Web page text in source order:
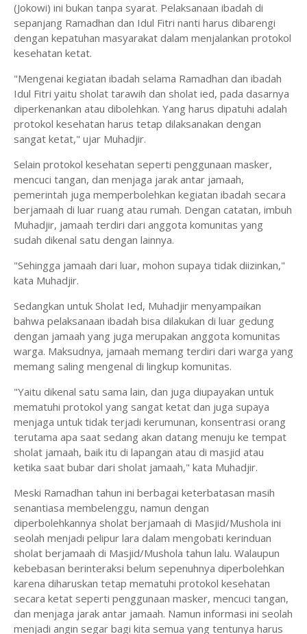
(Jokowi) ini bukan tanpa syarat. Pelaksanaan ibadah di
sepanjang Ramadhan dan Idul Fitri nanti harus dibarengi
dengan kepatuhan masyarakat dalam menjalankan protokol
kesehatan ketat.
"Mengenai kegiatan ibadah selama Ramadhan dan ibadah
Idul Fitri yaitu sholat tarawih dan sholat ied, pada dasarnya
diperkenankan atau dibolehkan. Yang harus dipatuhi adalah
protokol kesehatan harus tetap dilaksanakan dengan
sangat ketat," ujar Muhadjir.
Selain protokol kesehatan seperti penggunaan masker,
mencuci tangan, dan menjaga jarak antar jamaah,
pemerintah juga memperbolehkan kegiatan ibadah secara
berjamaah di luar ruang atau rumah. Dengan catatan, imbuh
Muhadjir, jamaah terdiri dari anggota komunitas yang
sudah dikenal satu dengan lainnya.
"Sehingga jamaah dari luar, mohon supaya tidak diizinkan,"
kata Muhadjir.
Sedangkan untuk Sholat Ied, Muhadjir menyampaikan
bahwa pelaksanaan ibadah bisa dilakukan di luar gedung
dengan jamaah yang juga merupakan anggota komunitas
warga. Maksudnya, jamaah memang terdiri dari warga yang
memang saling mengenal di lingkup komunitas.
"Yaitu dikenal satu sama lain, dan juga diupayakan untuk
mematuhi protokol yang sangat ketat dan juga supaya
menjaga untuk tidak terjadi kerumunan, konsentrasi orang
terutama apa saat sedang akan datang menuju ke tempat
sholat jamaah, baik itu di lapangan atau di masjid atau
ketika saat bubar dari sholat jamaah," kata Muhadjir.
Meski Ramadhan tahun ini berbagai keterbatasan masih
senantiasa membelenggu, namun dengan
diperbolehkannya sholat berjamaah di Masjid/Mushola ini
seolah menjadi pelipur lara dalam mengobati kerinduan
sholat berjamaah di Masjid/Mushola tahun lalu. Walaupun
kebebasan berinteraksi belum sepenuhnya diperbolehkan
karena diharuskan tetap mematuhi protokol kesehatan
secara ketat seperti penggunaan masker, mencuci tangan,
dan menjaga jarak antar jamaah. Namun informasi ini seolah
menjadi angin segar bagi kita semua yang tentunya harus